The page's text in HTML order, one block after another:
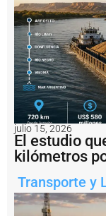
a
i
m
p
u
s
o
u
a
m
u
lt
a
d
e
julio 15, 2026
El estudio
kilómetros
Transporte y